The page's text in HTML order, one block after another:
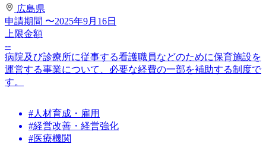
広島県
申請期間 〜2025年9月16日
上限金額
--
病院及び診療所に従事する看護職員などのために保育施設を
運営する事業について、必要な経費の一部を補助する制度で
す。
#人材育成・雇用
#経営改善・経営強化
#医療機関